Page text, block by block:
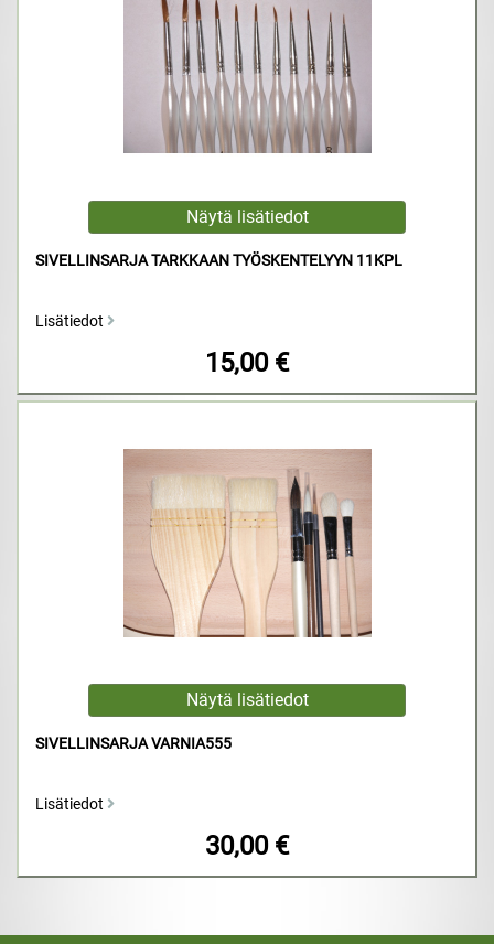
SIVELLINSARJA TARKKAAN TYÖSKENTELYYN 11KPL
Lisätiedot
15,00 €
SIVELLINSARJA VARNIA555
Lisätiedot
30,00 €